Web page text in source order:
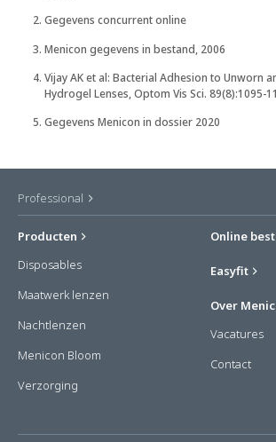
Gegevens concurrent online
Menicon gegevens in bestand, 2006
Vijay AK et al: Bacterial Adhesion to Unworn
Hydrogel Lenses, Optom Vis Sci. 89(8):1095-
Gegevens Menicon in dossier 2020
Professional
Producten
Disposables
Maatwerk lenzen
Nachtlenzen
Menicon Bloom
Verzorging
Online
Easyfit
Over
Vacatures
Contact